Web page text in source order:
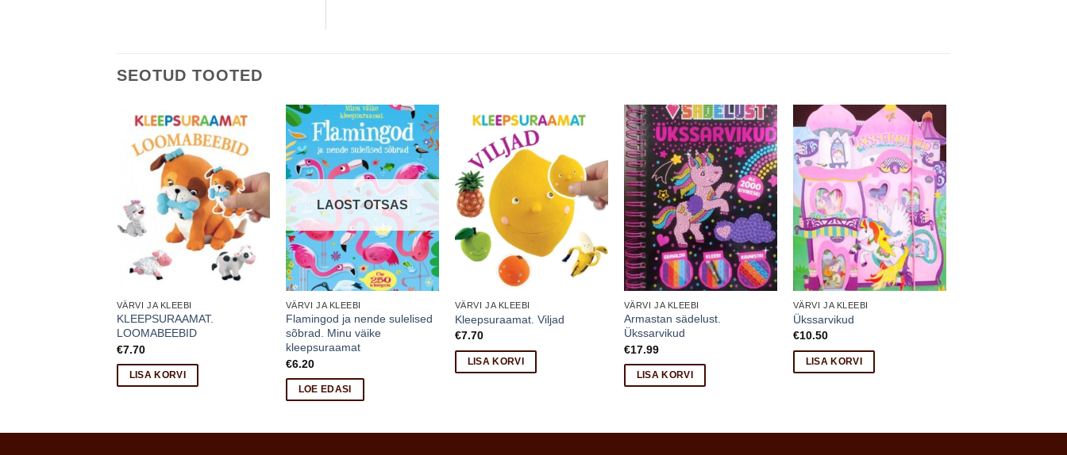
SEOTUD TOOTED
VÄRVI JA KLEEBI
KLEEPSURAAMAT.
LOOMABEEBID
€7.70
LISA KORVI
LAOST OTSAS
VÄRVI JA KLEEBI
Flamingod ja nende sulelised
sõbrad. Minu väike
kleepsuraamat
€6.20
LOE EDASI
VÄRVI JA KLEEBI
Kleepsuraamat. Viljad
€7.70
LISA KORVI
VÄRVI JA KLEEBI
Armastan sädelust.
Ükssarvikud
€17.99
LISA KORVI
VÄRVI JA KLEEBI
Ükssarvikud
€10.50
LISA KORVI